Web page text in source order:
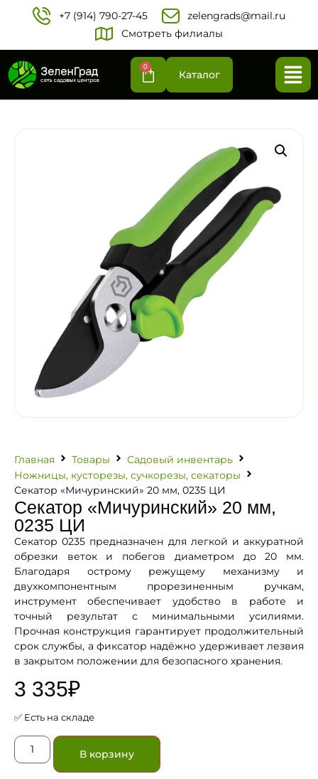
+7 (914) 790-27-45‬
zelengrads@mail.ru
Смотреть филиалы
0
Каталог
Главная Товары
Садовый инвентарь
Ножницы, кусторезы, сучкорезы, секаторы
Секатор «Мичуринский» 20 мм, 0235 ЦИ
Секатор «Мичуринский» 20 мм,
0235 ЦИ
Секатор 0235 предназначен для легкой и аккуратной
обрезки веток и побегов диаметром до 20 мм.
Благодаря острому режущему механизму и
двухкомпонентным прорезиненным ручкам,
инструмент обеспечивает удобство в работе и
точный результат с минимальными усилиями.
Прочная конструкция гарантирует продолжительный
срок службы, а фиксатор надёжно удерживает лезвия
в закрытом положении для безопасного хранения.
3 335₽
✅ Есть на складе
В корзину